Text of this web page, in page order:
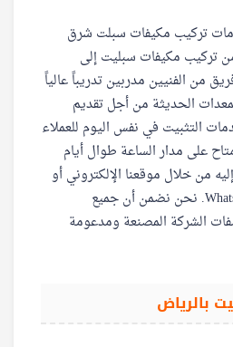
تركيب مكيفات سبلت شرق
تركيب مكيفات سبليت إلى
من الفنيين مدربين تدريباً عالياً
الحديثة من أجل تقديم
التثبيت في نفس اليوم للعملاء
على مدار الساعة طوال أيام
من خلال موقعنا الإلكتروني أو
البريد الإلكتروني أو WhatsApp. نحن نضمن أن جميع
الشركة المصنعة ومدعومة
بالرياض